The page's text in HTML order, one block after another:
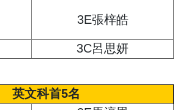
3E張梓皓
3C呂思妍
英文科首5名